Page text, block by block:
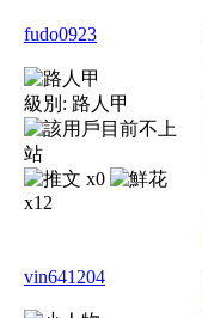
fudo0923
級別: 路人甲
x0
x12
vin641204